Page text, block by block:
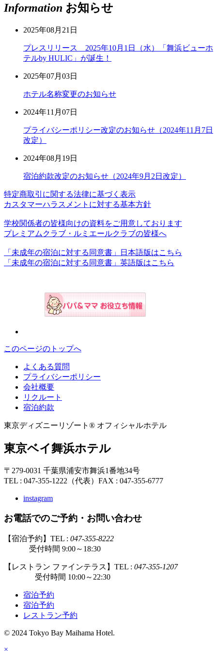
Information お知らせ
2025年08月21日
プレスリリース 2025年10月1日（水）「舞浜ビューホ
テルby HULIC」が誕生！
2025年07月03日
ホテル名称変更のお知らせ
2024年11月07日
プライバシーポリシー改定のお知らせ（2024年11月7日
改定）
2024年08月19日
宿泊約款改定のお知らせ（2024年9月2日改定）
特定商取引に関する法律に基づく表示
カスタマーハラスメントに対する基本方針
学校関係者の皆様向けの資料をご用意しております
プレミアムクラブ・ルミエールクラブの皆様へ
「未成年の宿泊に対する同意書」日本語版はこちら
「未成年の宿泊に対する同意書」英語版はこちら
このページのトップへ
よくある質問
プライバシーポリシー
会社概要
リクルート
宿泊約款
東京ディズニーリゾート® オフィシャルホテル
東京ベイ舞浜ホテル
〒279-0031 千葉県浦安市舞浜1番地34号
TEL : 047-355-1222（代表） FAX : 047-355-6777
instagram
お電話でのご予約・お問い合わせ
【宿泊予約】TEL : 047-355-8222
受付時間 9:00～18:30
【レストラン ファインテラス】TEL : 047-355-1207
受付時間 10:00～22:30
宿泊予約
宿泊予約
レストラン予約
© 2024 Tokyo Bay Maihama Hotel.
×